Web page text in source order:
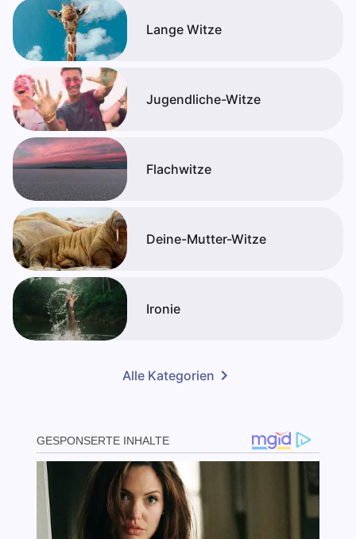
Lange Witze
Jugendliche-Witze
Flachwitze
Deine-Mutter-Witze
Ironie
Alle Kategorien